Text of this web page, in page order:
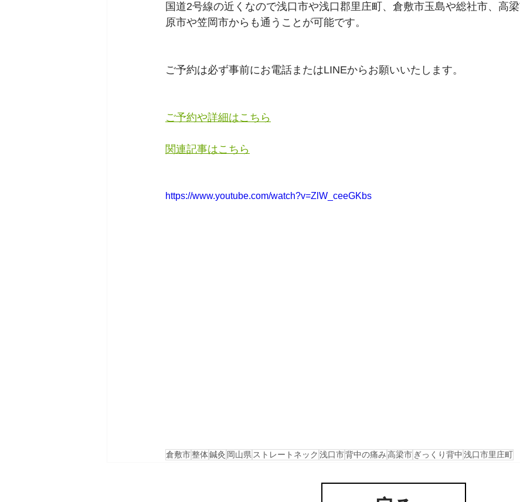
国道2号線の近くなので浅口市や浅口郡里庄町、倉敷市玉島や総社市、高
原市や笠岡市からも通うことが可能です。
ご予約は必ず事前にお電話またはLINEからお願いいたします。
ご予約や詳細はこちら
関連記事はこちら
https://www.youtube.com/watch?v=ZlW_ceeGKbs
倉敷市整体鍼灸 岡山県ストレートネック 浅口市背中の痛み高梁市 ぎっくり背中 浅口市里庄町